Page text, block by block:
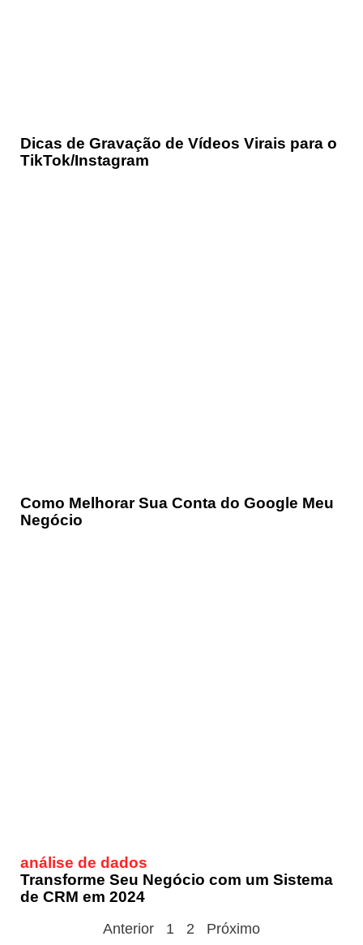
Dicas de Gravação de Vídeos Virais para o
TikTok/Instagram
Como Melhorar Sua Conta do Google Meu
Negócio
análise de dados
Transforme Seu Negócio com um Sistema
de CRM em 2024
Anterior 1 2 Próximo